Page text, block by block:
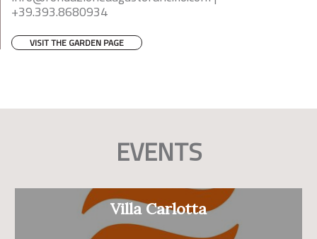
+39.393.8680934
VISIT THE GARDEN PAGE
EVENTS
Villa Carlotta